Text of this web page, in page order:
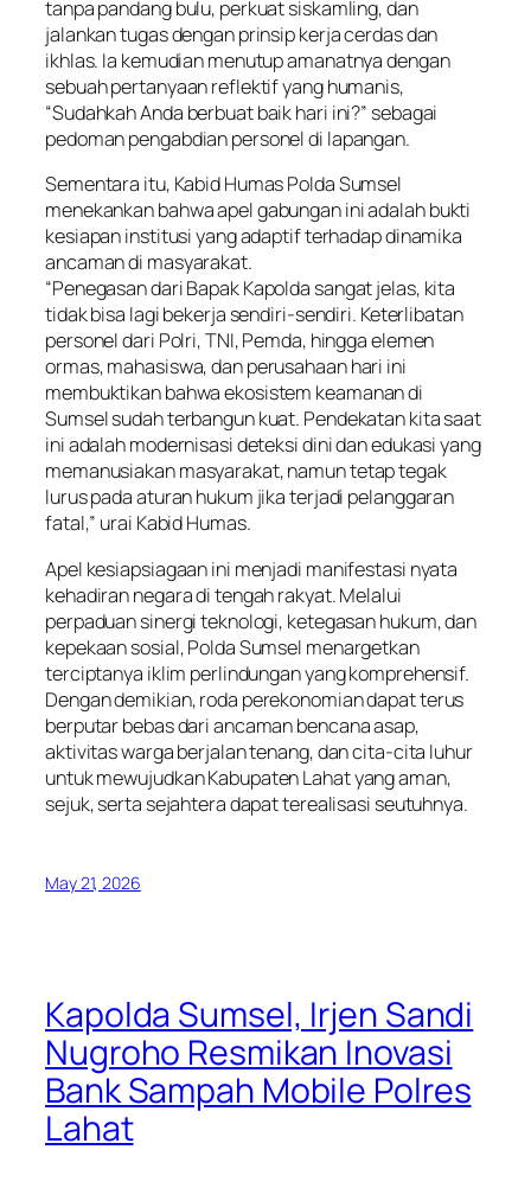
tanpa pandang bulu, perkuat siskamling, dan
jalankan tugas dengan prinsip kerja cerdas dan
ikhlas. Ia kemudian menutup amanatnya dengan
sebuah pertanyaan reflektif yang humanis,
“Sudahkah Anda berbuat baik hari ini?” sebagai
pedoman pengabdian personel di lapangan.
Sementara itu, Kabid Humas Polda Sumsel
menekankan bahwa apel gabungan ini adalah bukti
kesiapan institusi yang adaptif terhadap dinamika
ancaman di masyarakat.
“Penegasan dari Bapak Kapolda sangat jelas, kita
tidak bisa lagi bekerja sendiri-sendiri. Keterlibatan
personel dari Polri, TNI, Pemda, hingga elemen
ormas, mahasiswa, dan perusahaan hari ini
membuktikan bahwa ekosistem keamanan di
Sumsel sudah terbangun kuat. Pendekatan kita saat
ini adalah modernisasi deteksi dini dan edukasi yang
memanusiakan masyarakat, namun tetap tegak
lurus pada aturan hukum jika terjadi pelanggaran
fatal,” urai Kabid Humas.
Apel kesiapsiagaan ini menjadi manifestasi nyata
kehadiran negara di tengah rakyat. Melalui
perpaduan sinergi teknologi, ketegasan hukum, dan
kepekaan sosial, Polda Sumsel menargetkan
terciptanya iklim perlindungan yang komprehensif.
Dengan demikian, roda perekonomian dapat terus
berputar bebas dari ancaman bencana asap,
aktivitas warga berjalan tenang, dan cita-cita luhur
untuk mewujudkan Kabupaten Lahat yang aman,
sejuk, serta sejahtera dapat terealisasi seutuhnya.
May 21, 2026
Kapolda Sumsel, Irjen Sandi
Nugroho Resmikan Inovasi
Bank Sampah Mobile Polres
Lahat